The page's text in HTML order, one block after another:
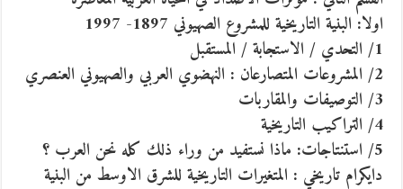
اولا: البنية التاريخية للمشروع الصهيوني 1897- 1997
1/ التحدي / الاستجابة / المستقبل
2/ المشروعات المتصارعان : النهضوي العربي والصهيوني العنصري
3/ التوصيفات والمقاربات
4/ التراكيب التاريخية
5/ استنتاجات: ماذا نستفيد من وراء ذلك كله نحن العرب ؟
دايكرام تاريخي : المتغيرات التاريخية للشرق الاوسط من البنية